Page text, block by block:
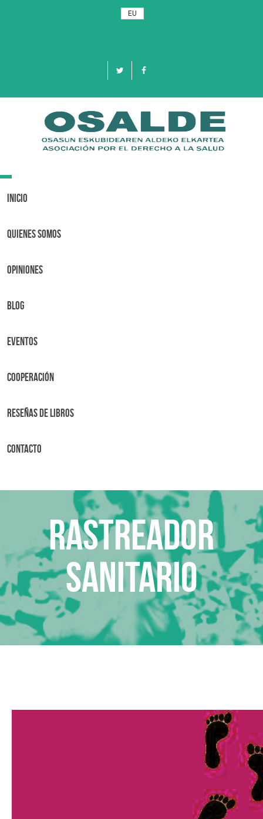
EU
Toggle
Inicio
Quienes Somos
OPINIONES
BLOG
Eventos
Cooperación
Reseñas de libros
Contacto
Rastreador
sanitario